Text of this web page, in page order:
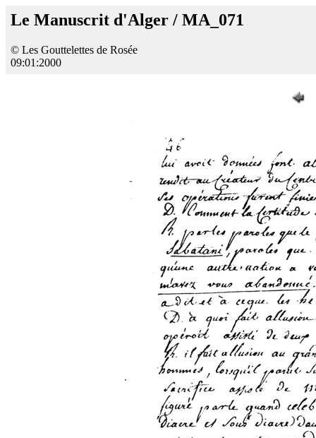
Le Manuscrit d'Alger / MA_071
© Les Gouttelettes de Rosée
09:01:2000